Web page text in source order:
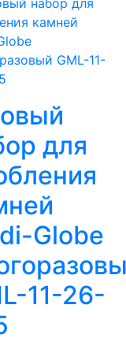
для
Globe
11-26-